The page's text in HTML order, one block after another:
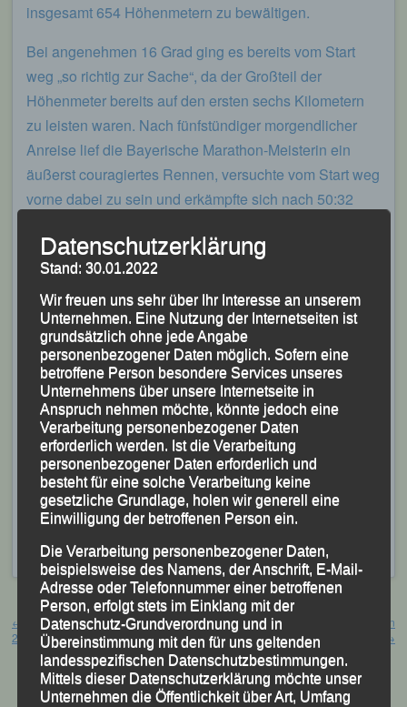
insgesamt 654 Höhenmetern zu bewältigen.
Bei angenehmen 16 Grad ging es bereits vom Start
weg „so richtig zur Sache“, da der Großteil der
Höhenmeter bereits auf den ersten sechs Kilometern
zu leisten waren. Nach fünfstündiger morgendlicher
Anreise lief die Bayerische Marathon-Meisterin ein
äußerst couragiertes Rennen, versuchte vom Start weg
vorne dabei zu sein und erkämpfte sich nach 50:32
Damen-Wertung, die von Laura Hottenrott (PSV Grün-
Weiß Kassel) gewonnen wurde.
In ihrer Altersklasse W 35 holte sich die LG-
Ausdauerathletin hinter Anja Röttinger (LAC Freiburg)
zudem die Silbermedaille und die Deutsche
Vizemeisterschaft.
„Eine Abwechslung zum aktuellen Marathon-Training“,
so die Passauerin nach Ende des Rennens, die sich
mit ihrer Leistung und dem Ergebnis sehr zufrieden
zeigte.
Bühlertal,Sabrina Prager
Beitragsnavigation
←
„season opening“ – Zirndorf,
29.04.2023
„38. Mattighofener Sparkassen
Stadtlauf“- Mattighofen, 29.04.2023
→
Datenschutzerklärung
Stand: 30.01.2022
Wir freuen uns sehr über Ihr Interesse an unserem
Unternehmen. Eine Nutzung der Internetseiten ist
grundsätzlich ohne jede Angabe
personenbezogener Daten möglich. Sofern eine
betroffene Person besondere Services unseres
Unternehmens über unsere Internetseite in
Anspruch nehmen möchte, könnte jedoch eine
Verarbeitung personenbezogener Daten
erforderlich werden. Ist die Verarbeitung
personenbezogener Daten erforderlich und
besteht für eine solche Verarbeitung keine
gesetzliche Grundlage, holen wir generell eine
Einwilligung der betroffenen Person ein.
Die Verarbeitung personenbezogener Daten,
beispielsweise des Namens, der Anschrift, E-Mail-
Adresse oder Telefonnummer einer betroffenen
Person, erfolgt stets im Einklang mit der
Datenschutz-Grundverordnung und in
Übereinstimmung mit den für uns geltenden
landesspezifischen Datenschutzbestimmungen.
Mittels dieser Datenschutzerklärung möchte unser
Unternehmen die Öffentlichkeit über Art, Umfang